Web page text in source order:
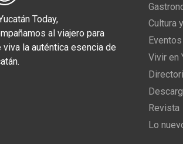
Today,
al viajero para
viva la auténtica esencia de
Cultura
Vivir en
Revista
Lo